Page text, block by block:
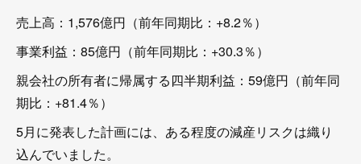
売上高：1,576億円（前年同期比：+8.2％）
事業利益：85億円（前年同期比：+30.3％）
親会社の所有者に帰属する四半期利益：59億円（前年同
期比：+81.4％）
5月に発表した計画には、ある程度の減産リスクは織り
込んでいました。